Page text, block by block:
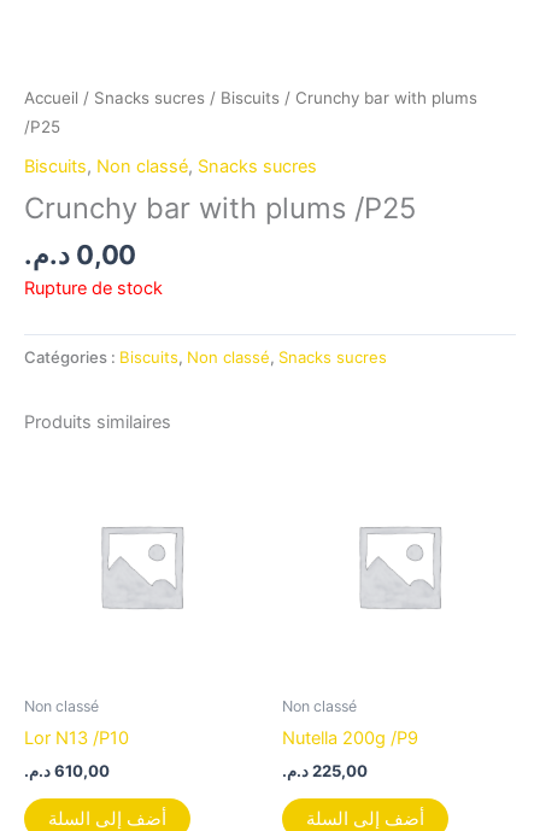
Accueil / Snacks sucres / Biscuits / Crunchy bar with plums
/P25
Biscuits, Non classé, Snacks sucres
Crunchy bar with plums /P25
0,00 د.م.
Rupture de stock
Catégories : Biscuits, Non classé, Snacks sucres
Produits similaires
Non classé
Lor N13 /P10
610,00د.م.
أضف إلى السلة
Non classé
Nutella 200g /P9
225,00د.م.
أضف إلى السلة